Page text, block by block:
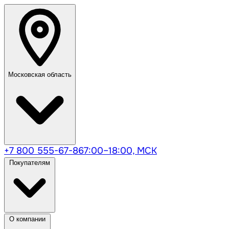
Московская область
+7 800 555-67-867:00–18:00, МСК